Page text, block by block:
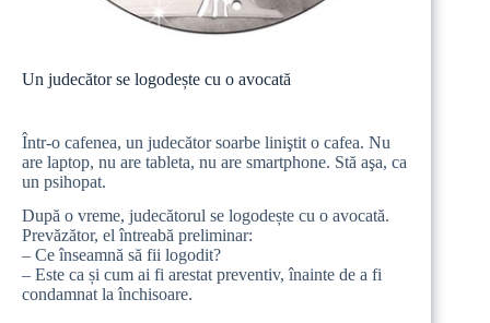
Un judecător se logodește cu o avocată
Într-o cafenea, un judecător soarbe liniştit o cafea. Nu
are laptop, nu are tableta, nu are smartphone. Stă aşa, ca
un psihopat.
După o vreme, judecătorul se logodește cu o avocată.
Prevăzător, el întreabă preliminar:
– Ce înseamnă să fii logodit?
– Este ca și cum ai fi arestat preventiv, înainte de a fi
condamnat la închisoare.